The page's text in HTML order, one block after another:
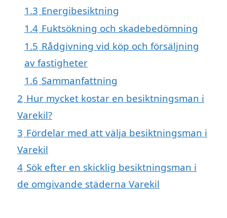
1.3 Energibesiktning
1.4 Fuktsökning och skadebedömning
1.5 Rådgivning vid köp och försäljning
av fastigheter
1.6 Sammanfattning
2 Hur mycket kostar en besiktningsman i
Varekil?
3 Fördelar med att välja besiktningsman i
Varekil
4 Sök efter en skicklig besiktningsman i
de omgivande städerna Varekil